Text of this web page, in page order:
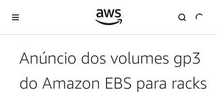
Pular para o conteúdo principal
Anúncio dos volumes gp3
do Amazon EBS para racks